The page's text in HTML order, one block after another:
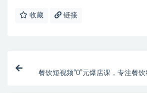
收藏 链接
餐饮短视频“0”元爆店课，专注餐